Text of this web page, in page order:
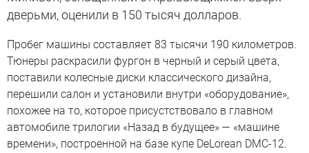
дверьми, оценили в 150 тысяч долларов.
Пробег машины составляет 83 тысячи 190 километров.
Тюнеры раскрасили фургон в черный и серый цвета,
поставили колесные диски классического дизайна,
перешили салон и установили внутри «оборудование»,
похожее на то, которое присустствовало в главном
автомобиле трилогии «Назад в будущее» — «машине
времени», построенной на базе купе DeLorean DMC-12.